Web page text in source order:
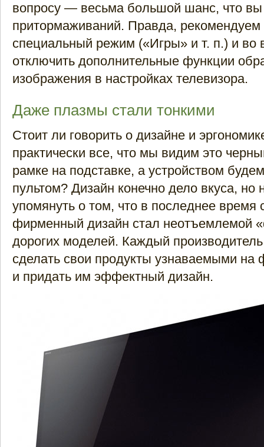
вопросу — весьма большой шанс, что вы
притормаживаний. Правда, рекомендуем
специальный режим («Игры» и т. п.) и во
отключить дополнительные функции
изображения в настройках телевизора.
Даже плазмы стали тонкими
Стоит ли говорить о дизайне и
практически все, что мы видим это
рамке на подставке, а устройством
пультом? Дизайн конечно дело вкуса, но
упомянуть о том, что в последнее время
фирменный дизайн стал неотъемлемой
дорогих моделей. Каждый
сделать свои продукты узнаваемыми на
и придать им эффектный дизайн.